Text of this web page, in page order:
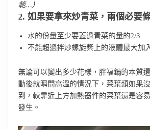
範…）
2. 如果要拿來炒青菜，兩個必要
水的份量至少要蓋過青菜的量的2/3
不能超過拌炒螺旋槳上的液體最大加
無論可以變出多少花樣，胖福鍋的本質
動後就瞬間高溫的情況下，菜葉類如果
到，較靠近上方加熱器件的菜葉還是容
發生。